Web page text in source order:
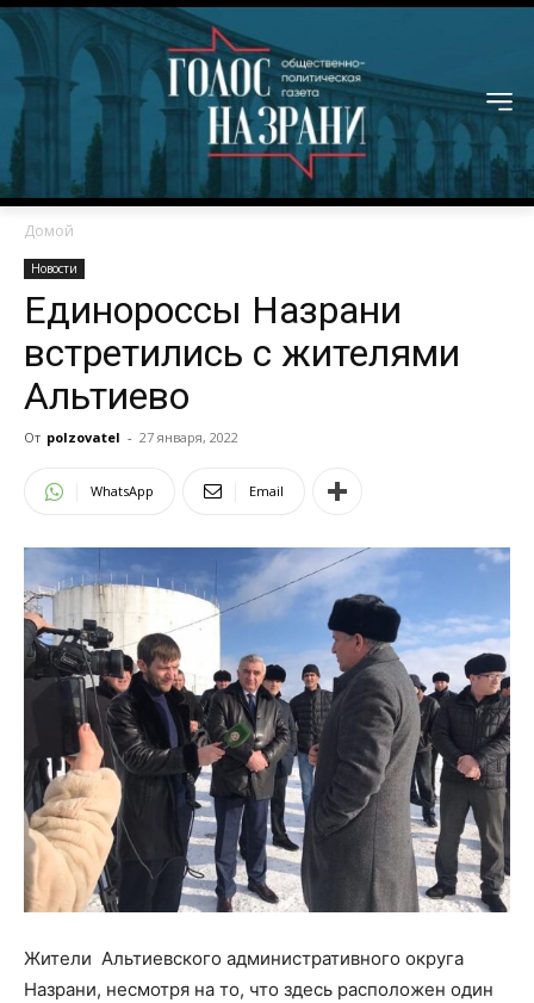
Домой
Новости
Единороссы Назрани
встретились с жителями
Альтиево
От polzovatel - 27 января, 2022
WhatsApp Email
Жители Альтиевского административного округа
Назрани, несмотря на то, что здесь расположен один